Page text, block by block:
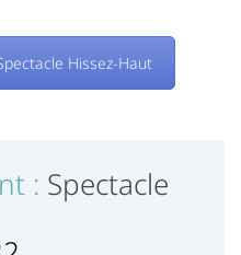
Hissez-Haut
: Spectacle